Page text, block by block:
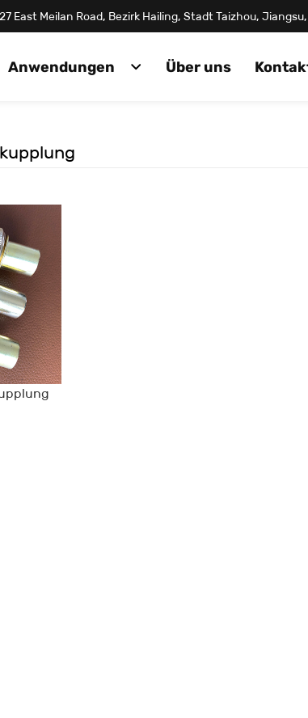
27 East Meilan Road, Bezirk Hailing, Stadt Taizhou,
Anwendungen Über uns